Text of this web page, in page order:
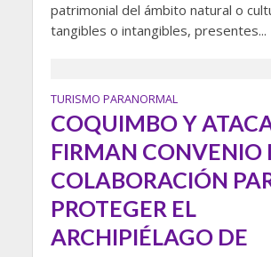
patrimonial del ámbito natural o
tangibles o intangibles, presentes...
TURISMO PARANORMAL
COQUIMBO Y
FIRMAN CONVENIO
COLABORACIÓN
PROTEGER EL
ARCHIPIÉLAGO DE